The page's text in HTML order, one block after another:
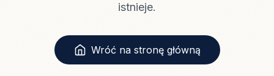
istnieje.
Wróć na stronę główną